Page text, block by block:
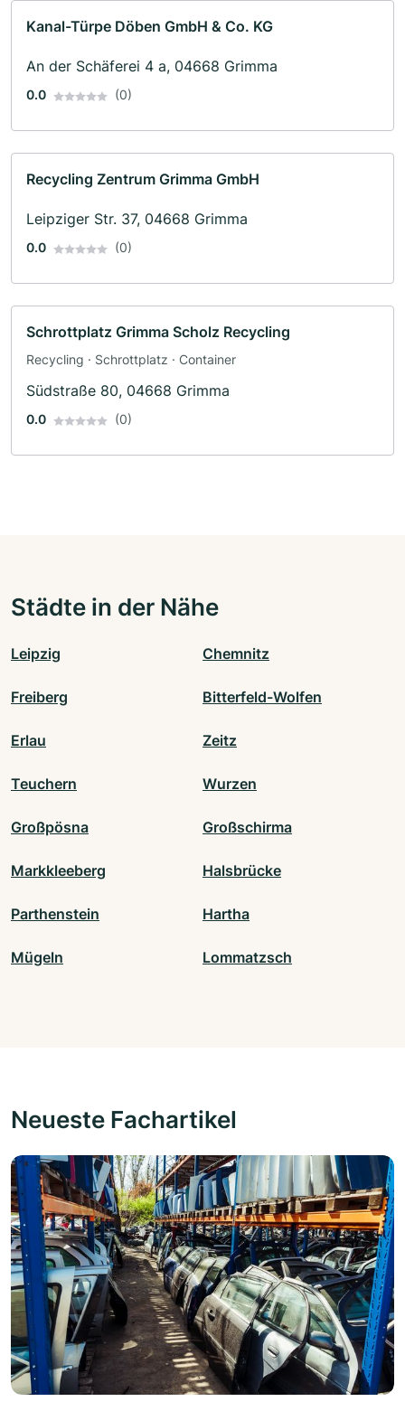
Kanal-Türpe Döben GmbH & Co. KG
An der Schäferei 4 a, 04668 Grimma
0.0 (0)
Recycling Zentrum Grimma GmbH
Leipziger Str. 37, 04668 Grimma
0.0 (0)
Schrottplatz Grimma Scholz Recycling
Recycling · Schrottplatz · Container
Südstraße 80, 04668 Grimma
0.0 (0)
Städte in der Nähe
Leipzig Chemnitz
Freiberg Bitterfeld-Wolfen
Erlau Zeitz
Teuchern Wurzen
Großpösna Großschirma
Markkleeberg Halsbrücke
Parthenstein Hartha
Mügeln Lommatzsch
Neueste Fachartikel